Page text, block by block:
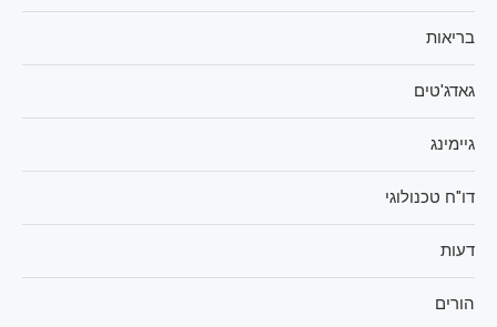
בריאות
גאדג'טים
גיימינג
דו"ח טכנולוגי
דעות
הורים